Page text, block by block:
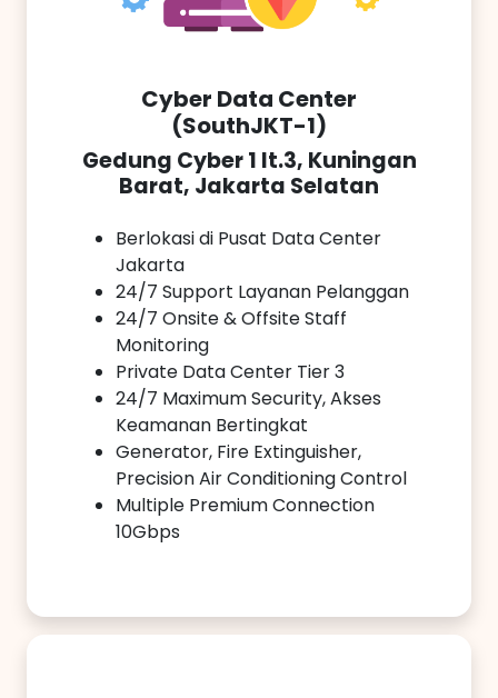
Cyber Data Center
(SouthJKT-1)
Gedung Cyber 1 lt.3, Kuningan
Barat, Jakarta Selatan
Berlokasi di Pusat Data Center
Jakarta
24/7 Support Layanan Pelanggan
24/7 Onsite & Offsite Staff
Monitoring
Private Data Center Tier 3
24/7 Maximum Security, Akses
Keamanan Bertingkat
Generator, Fire Extinguisher,
Precision Air Conditioning Control
Multiple Premium Connection
10Gbps